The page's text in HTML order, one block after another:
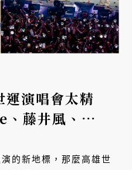
演唱會太精
藤井風、
的新地標，那麼高雄世